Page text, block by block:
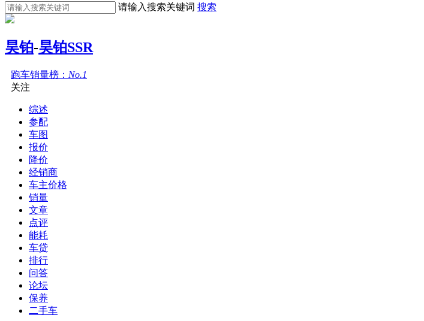
请输入搜索关键词 搜索
昊铂-昊铂SSR
跑车销量榜： No.1
关注
综述
参配
车图
报价
降价
经销商
车主价格
销量
文章
点评
能耗
车贷
排行
问答
论坛
保养
二手车